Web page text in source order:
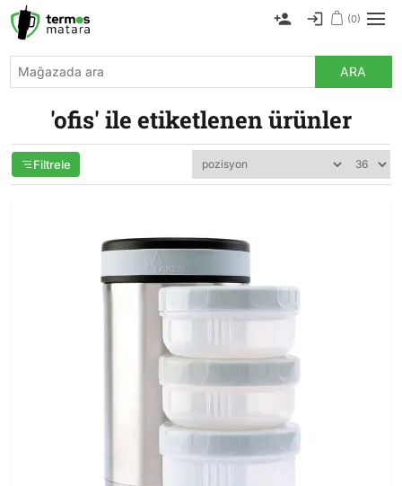
ARA
(0)
'ofis' ile etiketlenen ürünler
Filtrele